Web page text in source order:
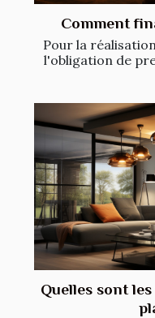
Comment
Pour la
l'obligation de
Quelles sont